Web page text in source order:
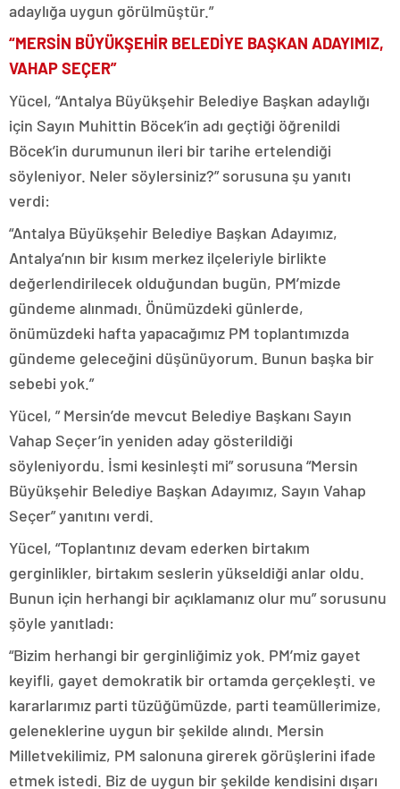
adaylığa uygun görülmüştür.”
“MERSİN BÜYÜKŞEHİR BELEDİYE BAŞKAN ADAYIMIZ,
VAHAP SEÇER”
Yücel, “Antalya Büyükşehir Belediye Başkan adaylığı
için Sayın Muhittin Böcek’in adı geçtiği öğrenildi
Böcek’in durumunun ileri bir tarihe ertelendiği
söyleniyor. Neler söylersiniz?” sorusuna şu yanıtı
verdi:
“Antalya Büyükşehir Belediye Başkan Adayımız,
Antalya’nın bir kısım merkez ilçeleriyle birlikte
değerlendirilecek olduğundan bugün, PM’mizde
gündeme alınmadı. Önümüzdeki günlerde,
önümüzdeki hafta yapacağımız PM toplantımızda
gündeme geleceğini düşünüyorum. Bunun başka bir
sebebi yok.”
Yücel, ” Mersin’de mevcut Belediye Başkanı Sayın
Vahap Seçer’in yeniden aday gösterildiği
söyleniyordu. İsmi kesinleşti mi” sorusuna “Mersin
Büyükşehir Belediye Başkan Adayımız, Sayın Vahap
Seçer” yanıtını verdi.
Yücel, “Toplantınız devam ederken birtakım
gerginlikler, birtakım seslerin yükseldiği anlar oldu.
Bunun için herhangi bir açıklamanız olur mu” sorusunu
şöyle yanıtladı:
“Bizim herhangi bir gerginliğimiz yok. PM’miz gayet
keyifli, gayet demokratik bir ortamda gerçekleşti. ve
kararlarımız parti tüzüğümüzde, parti teamüllerimize,
geleneklerine uygun bir şekilde alındı. Mersin
Milletvekilimiz, PM salonuna girerek görüşlerini ifade
etmek istedi. Biz de uygun bir şekilde kendisini dışarı